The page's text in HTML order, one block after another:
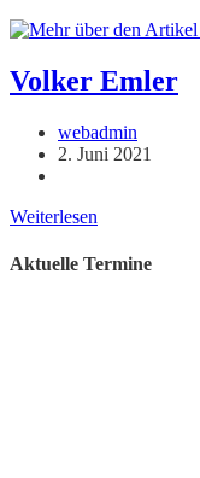
Volker Emler
Beitrags-
Autor:
webadmin
Beitrag
2. Juni 2021
Weiterlesen
Aktuelle Termine